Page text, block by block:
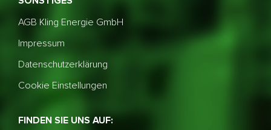
AGB Kling Energie GmbH
Impressum
Datenschutzerklärung
Cookie Einstellungen
FINDEN SIE UNS AUF: